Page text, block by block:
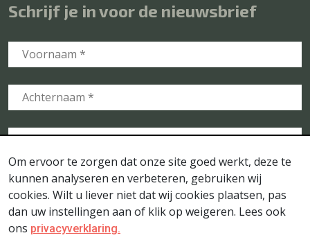
Schrijf je in voor de nieuwsbrief
Om ervoor te zorgen dat onze site goed werkt, deze te
kunnen analyseren en verbeteren, gebruiken wij
cookies. Wilt u liever niet dat wij cookies plaatsen, pas
dan uw instellingen aan of klik op weigeren. Lees ook
ons privacyverklaring.